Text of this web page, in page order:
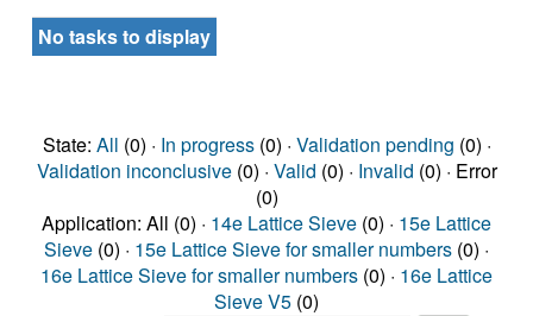
No tasks to display
State: All (0) · In progress(0) · Validation pending (0) ·
Validation inconclusive(0) · Valid (0) · Invalid (0) · Error
(0)
Application: All (0) · 14e Lattice Sieve (0) · 15e Lattice
Sieve (0) · 15e Lattice Sieve for smaller numbers (0) ·
16e Lattice Sieve for smaller numbers (0) · 16e Lattice
Sieve V5 (0)